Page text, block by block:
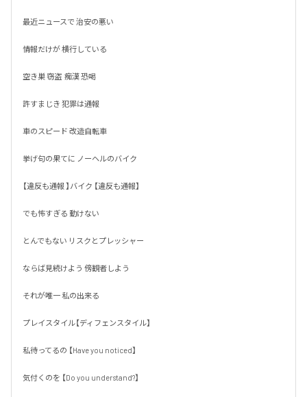
最近ニュースで 治安の悪い
情報だけが 横行している
空き巣 窃盗  痴漢 恐喝
許すまじき 犯罪は通報
車のスピード 改造自転車
挙げ句の果てに ノーヘルのバイク
【違反も通報 】バイク 【違反も通報】
でも怖すぎる 動けない
とんでもない リスクとプレッシャー
ならば見続けよう 傍観者しよう
それが唯一 私の出来る
プレイスタイル【ディフェンスタイル】
私待ってるの 【Have you noticed】
気付くのを 【Do you understand?】